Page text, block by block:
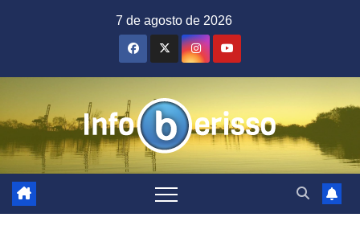
7 de agosto de 2026